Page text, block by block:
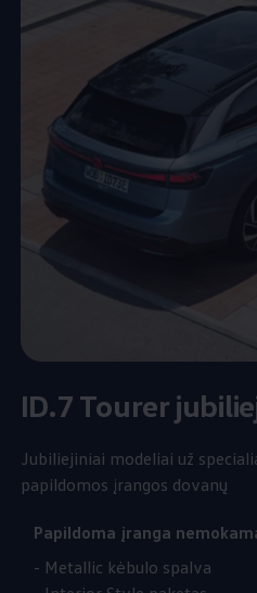
ID.7 Tourer
Jubiliejiniai modeliai už
papildomos įrangos dovanų
Papildoma įranga
- Metallic kėbulo spalva